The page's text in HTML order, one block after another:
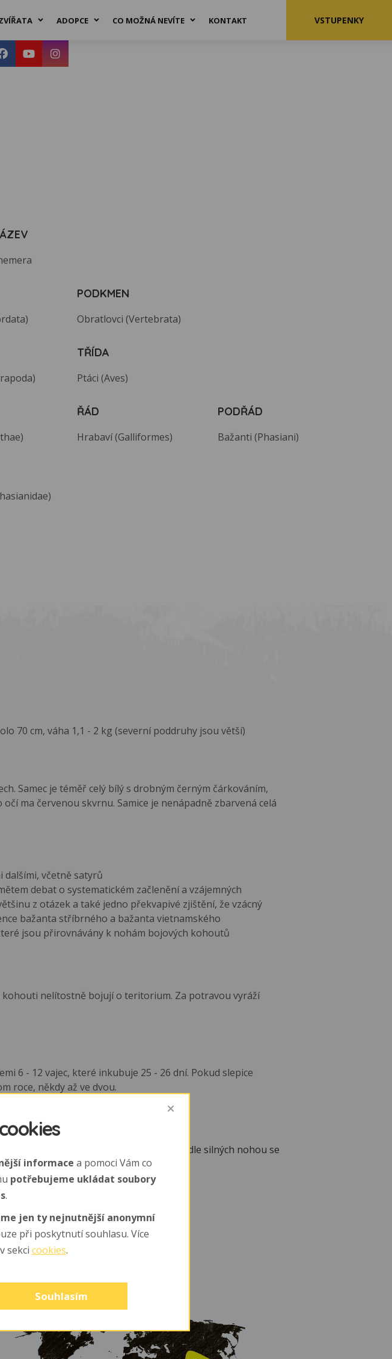
ADOPCE CO MOŽNÁ NEVÍTE KONTAKT VSTUPENKY
PODKMEN
Obratlovci (Vertebrata)
TŘÍDA
Ptáci (Aves)
ŘÁD
Hrabaví (Galliformes)
PODŘÁD
Bažanti (Phasiani)
70 cm, váha 1,1 - 2 kg (severní poddruhy jsou větší)
Samec je téměř celý bílý s drobným černým čárkováním,
ma červenou skvrnu. Samice je nenápadně zbarvená celá
včetně satyrů
debat o systematickém začlenění a vzájemných
z otázek a také jedno překvapivé zjištění, že vzácný
bažanta stříbrného a bažanta vietnamského
jsou přirovnávány k nohám bojových kohoutů
kohouti nelítostně bojují o teritorium. Za potravou vyráží
6 - 12 vajec, které inkubuje 25 - 26 dní. Pokud slepice
roce, někdy až ve dvou.
jako dospělci mají nohy i velmi silné (podle silných nohou se
kořínky, hlízy a cibule
informace a pomoci Vám co
potřebujeme ukládat soubory
.
jen ty nejnutnější anonymní
při poskytnutí souhlasu. Více
sekci cookies.
Souhlasím